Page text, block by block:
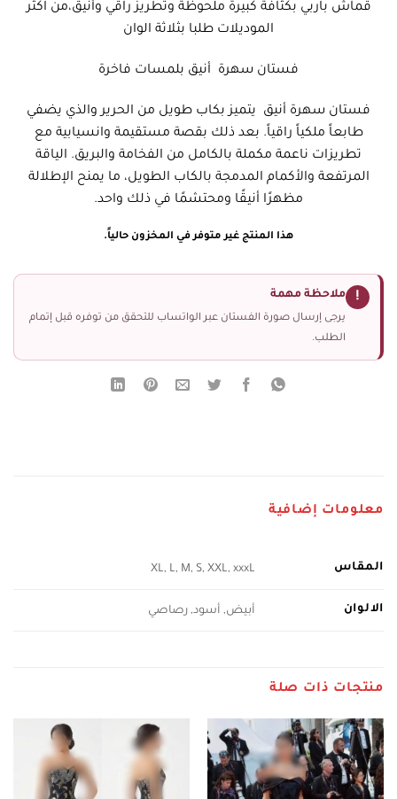
قماش باربي بكثافة كبيرة ملحوظة وتطريز راقي وأنيق،من اكثر
الموديلات طلبا بثلاثة الوان
فستان سهرة أنيق بلمسات فاخرة
فستان سهرة أنيق يتميز بكاب طويل من الحرير والذي يضفي
طابعاً ملكياً راقياً. بعد ذلك بقصة مستقيمة وانسيابية مع
تطريزات ناعمة مكملة بالكامل من الفخامة والبريق. الياقة
المرتفعة والأكمام المدمجة بالكاب الطويل، ما يمنح الإطلالة
مظهرًا أنيقًا ومحتشمًا في ذلك واحد.
هذا المنتج غير متوفر في المخزون حالياً.
! ملاحظة مهمة
يرجى إرسال صورة الفستان عبر الواتساب للتحقق من توفره قبل إتمام
الطلب.
معلومات إضافية
المقاس XL, L, M, S, XXL, xxxL
الالوان أبيض, أسود, رصاصي
منتجات ذات صلة